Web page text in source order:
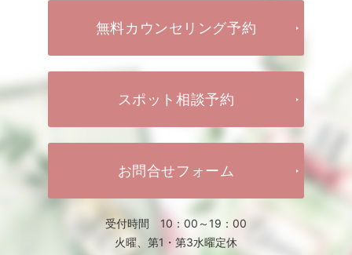
無料カウンセリング予約
スポット相談予約
お問合せフォーム
受付時間 10：00～19：00
火曜、第1・第3水曜定休